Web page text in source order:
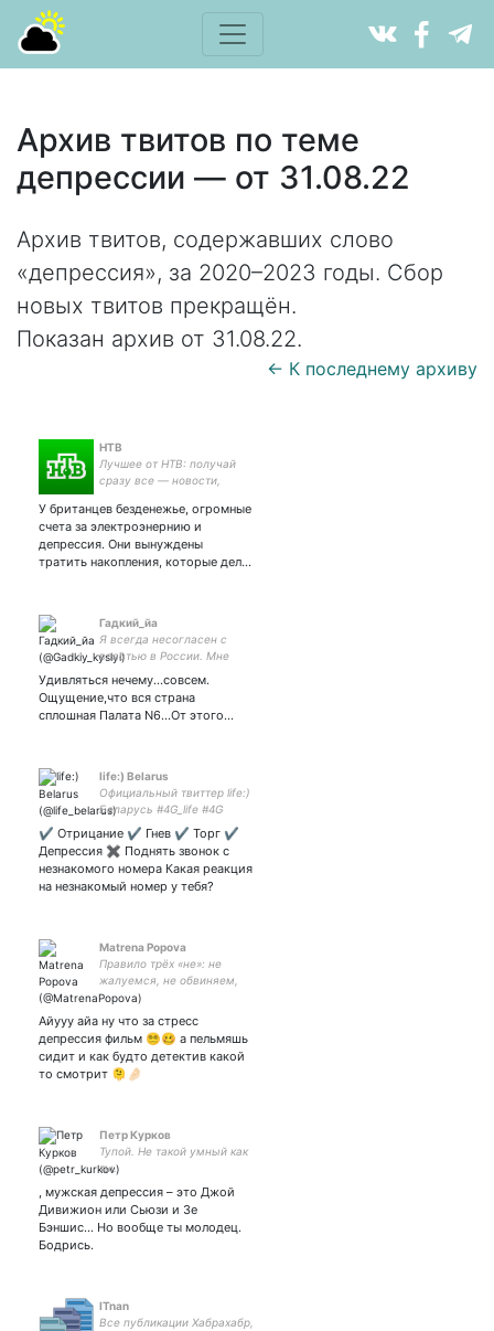
Архив твитов по теме
депрессии — от 31.08.22
Архив твитов, содержавших слово
«депрессия», за 2020–2023 годы. Сбор
новых твитов прекращён.
Показан архив от 31.08.22.
← К последнему архиву
НТВ
Лучшее от НТВ: получай
сразу все — новости,
У британцев безденежье, огромные
счета за электроэнернию и
депрессия. Они вынуждены
тратить накопления, которые дел…
Гадкий_йа
Я всегда несогласен с
властью в России. Мне
свободы. Поймите,колбаса
ни при чем.Свобода-это
то,чем живем. АББА-
Удивляться нечему...совсем.
Ощущение,что вся страна
сплошная Палата N6...От этого…
life:) Belarus
Официальный твиттер life:)
Беларусь #4G_life #4G
✔ Отрицание ✔ Гнев ✔ Торг ✔
Депрессия ✖ Поднять звонок с
незнакомого номера Какая реакция
на незнакомый номер у тебя?
Matrena Popova
Правило трёх «не»: не
жалуемся, не обвиняем,
не оправдываемся.
своей мечтой ✨
Айууу айа ну что за стресс
депрессия фильм 😵‍💫🥴 а пельмяшь
сидит и как будто детектив какой
то смотрит 🫠🤌🏻
Петр Курков
Тупой. Не такой умный как
ты.
, мужская депрессия – это Джой
Дивижион или Сьюзи и Зе
Бэншис... Но вообще ты молодец.
Бодрись.
ITnan
Все публикации Хабрахабр,